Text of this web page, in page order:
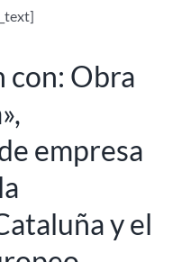
con: Obra
empresa
y el